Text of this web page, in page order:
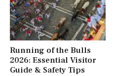
Running of the Bulls
2026: Essential Visitor
Guide & Safety Tips